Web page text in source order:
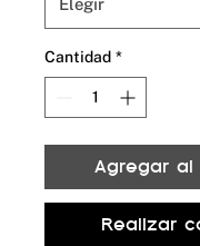
Cantidad *
Agregar al
Realizar